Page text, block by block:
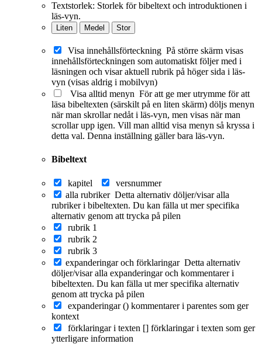
Textstorlek: Storlek för bibeltext och introduktionen i
läs-vyn.
Liten Medel Stor
Visa innehållsförteckning På större skärm visas
innehållsförteckningen som automatiskt följer med i
läsningen och visar aktuell rubrik på höger sida i läs-
vyn (visas aldrig i mobilvyn)
Visa alltid menyn För att ge mer utrymme för att
läsa bibeltexten (särskilt på en liten skärm) döljs menyn
när man skrollar nedåt i läs-vyn, men visas när man
scrollar upp igen. Vill man alltid visa menyn så kryssa i
detta val. Denna inställning gäller bara läs-vyn.
Bibeltext
kapitel
versnummer
alla rubriker Detta alternativ döljer/visar alla
rubriker i bibeltexten. Du kan fälla ut mer specifika
alternativ genom att trycka på pilen
rubrik 1
rubrik 2
rubrik 3
expanderingar och förklaringar Detta alternativ
döljer/visar alla expanderingar och kommentarer i
bibeltexten. Du kan fälla ut mer specifika alternativ
genom att trycka på pilen
expanderingar () kommentarer i parentes som ger
kontext
förklaringar i texten [] förklaringar i texten som ger
ytterligare information